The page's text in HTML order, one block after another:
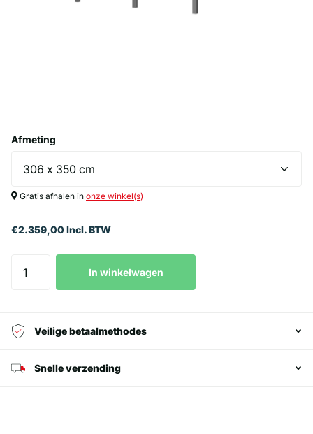
Afmeting
Gratis afhalen in onze winkel(s)
€2.359,00 Incl. BTW
In winkelwagen
Veilige betaalmethodes
Snelle verzending